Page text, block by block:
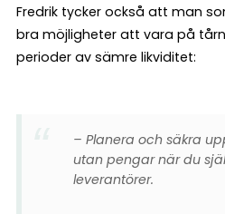
Fredrik tycker också att man
bra möjligheter att vara på
perioder av sämre likviditet:
– Planera och säkra
utan pengar när du
leverantörer.